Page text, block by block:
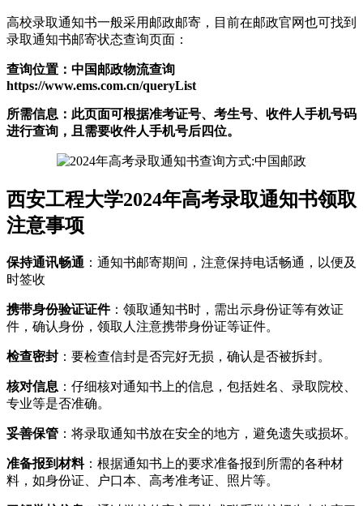
高校录取通知书一般采用邮政邮寄，目前在邮政官网也可找到
录取通知书邮寄状态查询页面：
查询位置：中国邮政物流查询
https://www.ems.com.cn/queryList
所需信息：此页面可根据准考证号、考生号、收件人手机号码
进行查询，且需要收件人手机号后四位。
西安工程大学2024年高考录取通知书领取
注意事项
保持通讯畅通 ：通知书邮寄期间，注意保持电话畅通，以便及
时签收
携带身份验证证件：领取通知书时，需出示身份证等有效证
件，确认身份，领取人注意携带身份证等证件。
检查密封 ：要检查信封是否完好无损，确认是否被拆封。
核对信息 ：仔细核对通知书上的信息，包括姓名、录取院校、
专业等是否准确。
妥善保管 ：将录取通知书放在安全的地方，避免遗失或损坏。
准备报到材料：根据通知书上的要求准备报到所需的各种材
料，如身份证、户口本、高考准考证、照片等。